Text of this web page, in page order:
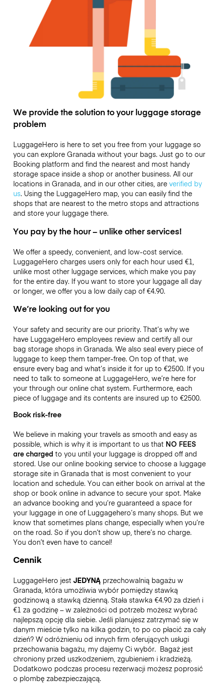
We provide the solution to your luggage storage
problem
LuggageHero is here to set you free from your luggage so
you can explore Granada without your bags. Just go to our
Booking platform and find the nearest and most handy
storage space inside a shop or another business. All our
locations in Granada, and in our other cities, are verified by
us. Using the LuggageHero map, you can easily find the
shops that are nearest to the metro stops and attractions
and store your luggage there.
You pay by the hour – unlike other services!
We offer a speedy, convenient, and low-cost service.
LuggageHero charges users only for each hour used €1
unlike most other luggage services, which make you pay
for the entire day. If you want to store your luggage all day
or longer, we offer you a low daily cap of€4.90.
We’re looking out for you
Your safety and security are our priority. That’s why we
have LuggageHero employees review and certify all our
bag storage shops in Granada. We also seal every piece of
luggage to keep them tamper-free. On top of that, we
ensure every bag and what’s inside it for up to €2500. If you
need to talk to someone at LuggageHero, we’re here for
your through our online chat system. Furthermore, each
piece of luggage and its contents are insured up to €2500.
Book risk-free
We believe in making your travels as smooth and easy as
possible, which is why it is important to us that NO FEES
are charged to you until your luggage is dropped off and
stored. Use our online booking service to choose a luggage
storage site in Granada that is most convenient to your
location and schedule. You can either book on arrival at the
shop or book online in advance to secure your spot. Make
an advance booking and you’re guaranteed a space for
your luggage in one of Luggagehero’s many shops. But we
know that sometimes plans change, especially when you’re
on the road. So if you don’t show up, there’s no charge.
You don’t even have to cancel!
Cennik
LuggageHero jest JEDYNĄprzechowalnią bagażu w
Granada, która umożliwia wybór pomiędzy stawką
godzinową a stawką dzienną. Stała stawka €4.90 za dzień i
€1 za godzinę – w zależności od potrzeb możesz wybrać
najlepszą opcję dla siebie. Jeśli planujesz zatrzymać się w
danym mieście tylko na kilka godzin, to po co płacić za cały
dzień? W odróżnieniu od innych firm oferujących usługi
przechowania bagażu, my dajemy Ci wybór. Bagaż jest
chroniony przed uszkodzeniem, zgubieniem i kradzieżą.
Dodatkowo podczas procesu rezerwacji możesz poprosić
o plombę zabezpieczającą.